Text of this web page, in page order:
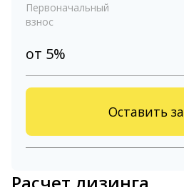
Первоначальный
взнос
от 5%
Оставить